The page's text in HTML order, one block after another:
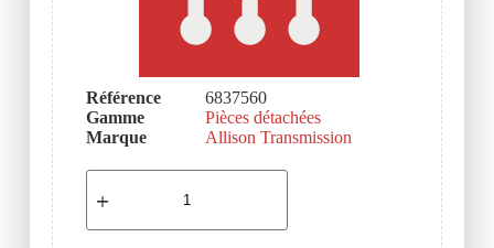
Référence
6837560
Gamme
Pièces détachées
Marque
Allison Transmission